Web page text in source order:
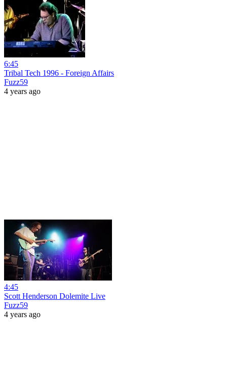
6:45
Tribal Tech 1996 - Foreign Affairs
Fuzz59
4 years ago
4:45
Scott Henderson Dolemite Live
Fuzz59
4 years ago